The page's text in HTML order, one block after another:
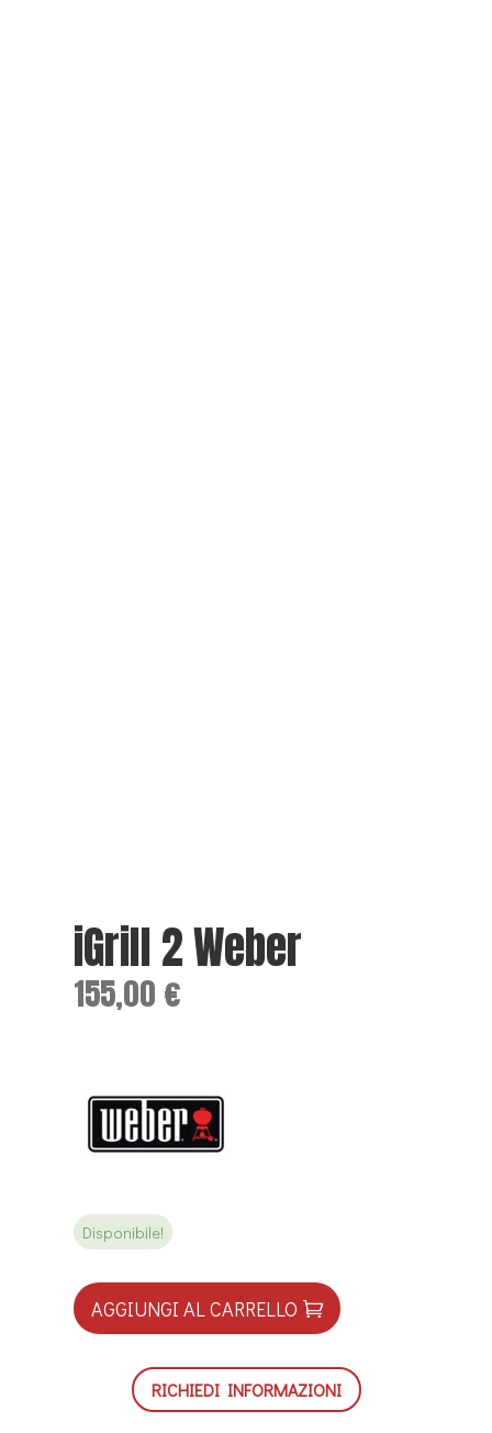
iGrill 2 Weber
155,00 €
Disponibile!
AGGIUNGI AL CARRELLO
RICHIEDI INFORMAZIONI